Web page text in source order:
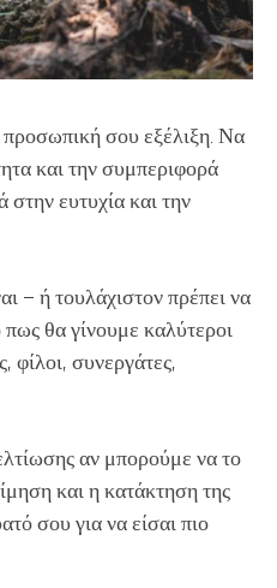
σου εξέλιξη. Να
και την συμπεριφορά
στην ευτυχία και την
– ή τουλάχιστον πρέπει να
πως θα γίνουμε καλύτεροι
φίλοι, συνεργάτες,
αν μπορούμε να το
και η κατάκτηση της
σου για να είσαι πιο